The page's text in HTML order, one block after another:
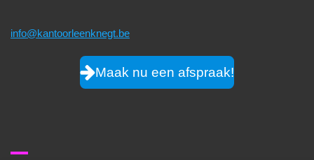
info@kantoorleenknegt.be
Maak nu een afspraak!